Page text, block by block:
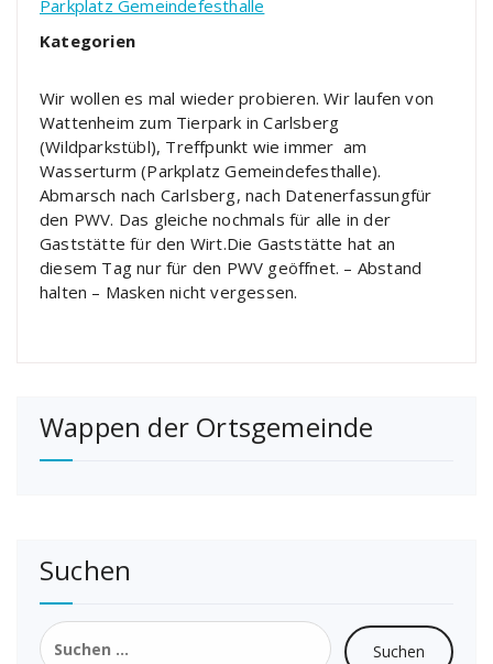
Parkplatz Gemeindefesthalle
Kategorien
Wir wollen es mal wieder probieren. Wir laufen von
Wattenheim zum Tierpark in Carlsberg
(Wildparkstübl), Treffpunkt wie immer am
Wasserturm (Parkplatz Gemeindefesthalle).
Abmarsch nach Carlsberg, nach Datenerfassungfür
den PWV. Das gleiche nochmals für alle in der
Gaststätte für den Wirt.Die Gaststätte hat an
diesem Tag nur für den PWV geöffnet. – Abstand
halten – Masken nicht vergessen.
Wappen der Ortsgemeinde
Suchen
Suchen
nach: